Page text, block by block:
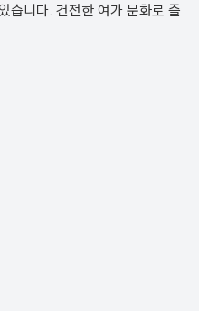
습니다. 건전한 여가 문화로 즐